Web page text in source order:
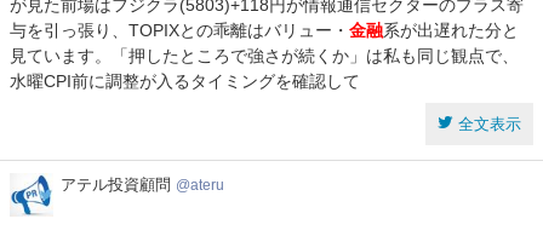
が見た前場はフジクラ(5803)+118円が情報通信セクターのプラス寄
与を引っ張り、TOPIXとの乖離はバリュー・ 金融系が出遅れた分と
見ています。「押したところで強さが続くか」は私も同じ観点で、
水曜CPI前に調整が入るタイミングを確認して
全文表示
ア
アテル投資顧問 ateru